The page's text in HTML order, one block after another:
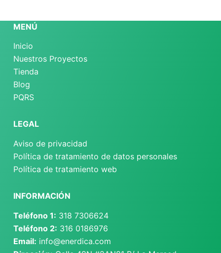
MENÚ
Inicio
Nuestros Proyectos
Tienda
Blog
PQRS
LEGAL
Aviso de privacidad
Política de tratamiento de datos personales
Política de tratamiento web
INFORMACIÓN
Teléfono 1: 318 7306624
Teléfono 2: 316 0186976
Email: info@enerdica.com